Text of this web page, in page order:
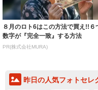
８月のロト6はこの方法で買え!!６
数字が『完全一致』する方法
PR(株式会社MURA)
昨日の人気フォトセレ